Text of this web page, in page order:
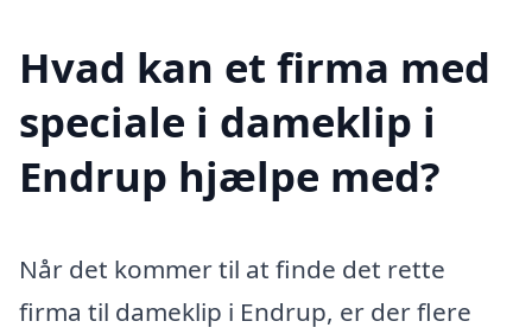
Hvad kan et firma med
speciale i dameklip i
Endrup hjælpe med?
Når det kommer til at finde det rette
firma til dameklip i Endrup, er der flere